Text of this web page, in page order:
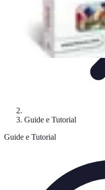
Guide e Tutorial
Guide e Tutorial